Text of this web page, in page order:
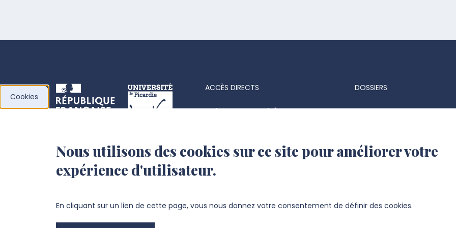
l’Université de
Picardie Jules Verne
Chemin du Thil
ACCÈS DIRECTS
Achats & marchés
Fiche d'identité UPJV
Offres d'emploi
DOSSIERS
Espace Presse
Cookies
Nous utilisons des cookies sur ce site pour améliorer votre
expérience d'utilisateur.
En cliquant sur un lien de cette page, vous nous donnez votre consentement de définir des cookies.